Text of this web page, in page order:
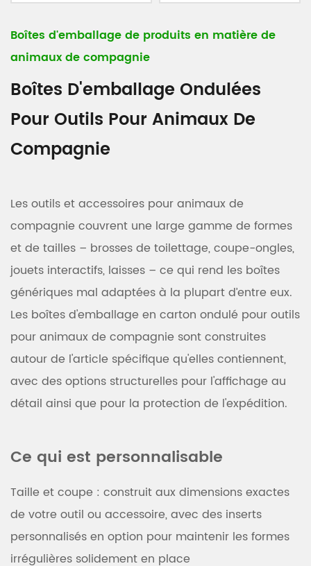
Boîtes d'emballage de produits en matière de
animaux de compagnie
Boîtes D'emballage Ondulées
Pour Outils Pour Animaux De
Compagnie
Les outils et accessoires pour animaux de
compagnie couvrent une large gamme de formes
et de tailles – brosses de toilettage, coupe-ongles,
jouets interactifs, laisses – ce qui rend les boîtes
génériques mal adaptées à la plupart d’entre eux.
Les boîtes d'emballage en carton ondulé pour outils
pour animaux de compagnie sont construites
autour de l'article spécifique qu'elles contiennent,
avec des options structurelles pour l'affichage au
détail ainsi que pour la protection de l'expédition.
Ce qui est personnalisable
Taille et coupe : construit aux dimensions exactes
de votre outil ou accessoire, avec des inserts
personnalisés en option pour maintenir les formes
irrégulières solidement en place